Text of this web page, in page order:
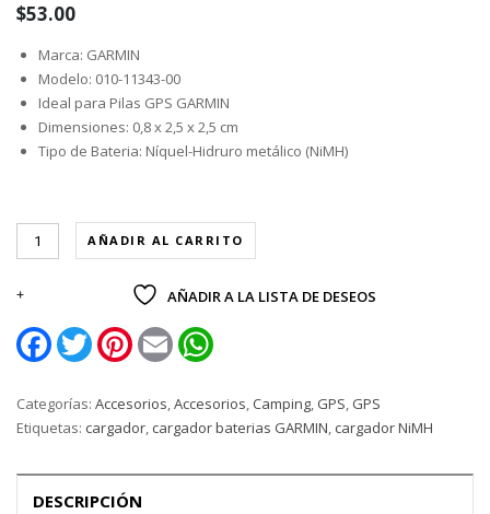
$53.00
Marca: GARMIN
Modelo: 010-11343-00
Ideal para Pilas GPS GARMIN
Dimensiones: 0,8 x 2,5 x 2,5 cm
Tipo de Bateria: Níquel-Hidruro metálico (NiMH)
AÑADIR AL CARRITO
AÑADIR A LA LISTA DE DESEOS
FacebookTwitter PinterestEmail
Categorías: Accesorios,Accesorios, Camping, GPS, GPS
Etiquetas: cargador, cargador baterias GARMIN, cargador NiMH
DESCRIPCIÓN